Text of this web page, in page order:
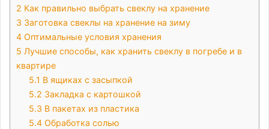
2 Как правильно выбрать свеклу на хранение
3 Заготовка свеклы на хранение на зиму
4 Оптимальные условия хранения
5 Лучшие способы, как хранить свеклу в погребе и в
квартире
5.1 В ящиках с засыпкой
5.2 Закладка с картошкой
5.3 В пакетах из пластика
5.4 Обработка солью